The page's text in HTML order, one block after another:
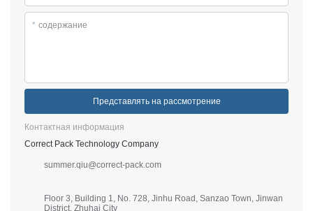
* содержание
Представлять на рассмотрение
Контактная информация
Correct Pack Technology Company
summer.qiu@correct-pack.com
Floor 3, Building 1, No. 728, Jinhu Road, Sanzao Town, Jinwan
District, Zhuhai City